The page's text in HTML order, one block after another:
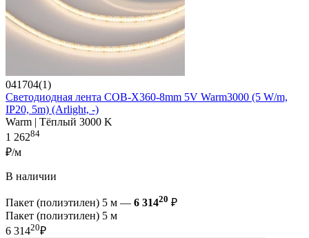
041704(1)
Светодиодная лента COB-X360-8mm 5V Warm3000 (5 W/m,
IP20, 5m) (Arlight, -)
Warm | Тёплый 3000 K
1 26284
₽/м
В наличии
Пакет (полиэтилен) 5 м — 6 31420 ₽
Пакет (полиэтилен) 5 м
6 31420₽